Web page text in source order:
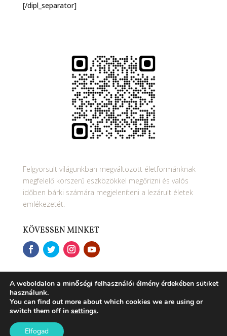
[/dipl_separator]
Felgyorsult világunkban megváltozott életformánknak
megfelelő korszerű eszközökkel megőrizni és valós
időben bárki számára megjeleníteni a lezárult életek
emlékezetét.
KÖVESSEN MINKET
OLDALAK
Főoldal
Ajánlat
Megrendelés
A weboldalon a minőségi felhasználói élmény érdekében sütiket
használunk.
You can find out more about which cookies we are using or
switch them off in settings.
Elfogad